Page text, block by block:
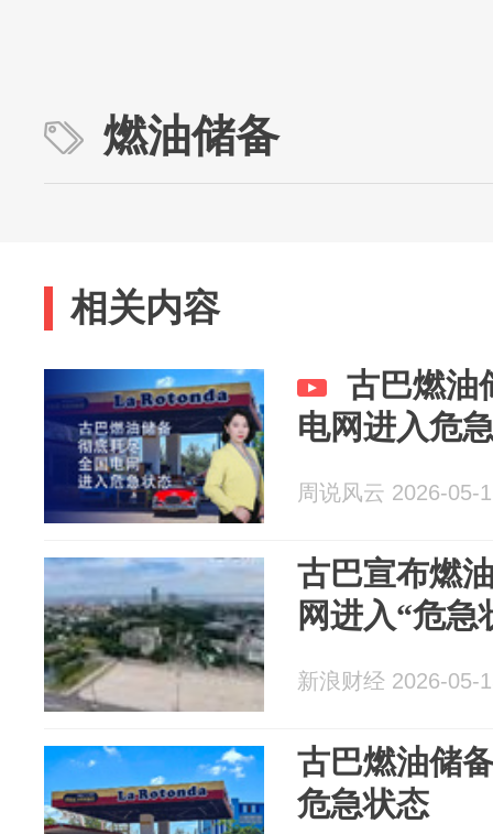
燃油储备
相关内容
古巴燃油
电网进入危
周说风云 2026-05-
古巴宣布燃
网进入“危急
新浪财经 2026-05-
古巴燃油储
危急状态